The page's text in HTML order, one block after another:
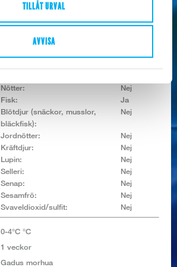
TILLÅT URVAL
AVVISA
Spannmål som innehåller gluten:
Nej
Mjölk och mjölkprod. (inkl.
Nötter:
Nej
Fisk:
Ja
Blötdjur (snäckor, musslor,
bläckfisk):
Nej
Jordnötter:
Nej
Kräftdjur:
Nej
Lupin:
Nej
Selleri:
Nej
Senap:
Nej
Sesamfrö:
Nej
Svaveldioxid/sulfit:
Nej
0-4°C °C
1 veckor
Gadus morhua